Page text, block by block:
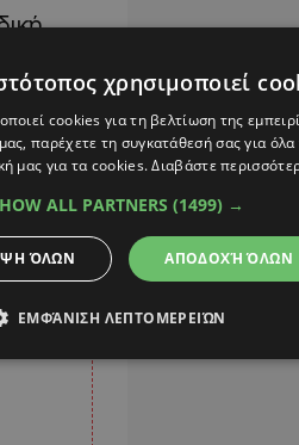
για
τη
χρησιμοποιεί
cookies για τη βελτίωση της
παρέχετε τη συγκατάθεσή σας για
μας για τα cookies.Διαβάστε
ALL PARTNERS (1499) →
ΑΠΟΔΟΧΉ ΌΛΩΝ
ΌΛΩΝ
ΕΜΦΆΝΙΣΗ ΛΕΠΤΟΜΕΡΕΙΏΝ